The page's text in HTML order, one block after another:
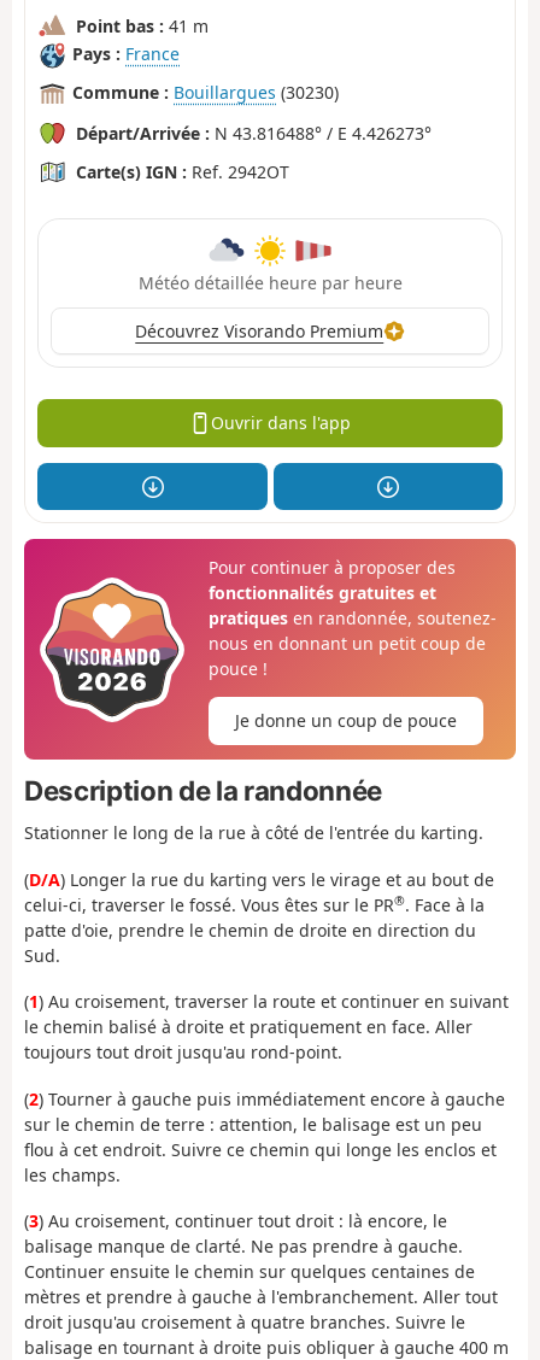
Point bas : 41 m
Pays : France
Commune : Bouillargues (30230)
Départ/Arrivée : N 43.816488° / E 4.426273°
Carte(s) IGN : Ref. 2942OT
Météo détaillée heure par heure
Découvrez Visorando Premium
Ouvrir dans l'app
Pour continuer à proposer des
fonctionnalités gratuites et
pratiquesen randonnée, soutenez-
nous en donnant un petit coup de
pouce !
Je donne un coup de pouce
Description de la randonnée
Stationner le long de la rue à côté de l'entrée du karting.
(D/A) Longer la rue du karting vers le virage et au bout de
celui-ci, traverser le fossé. Vous êtes sur le PR®. Face à la
patte d'oie, prendre le chemin de droite en direction du
Sud.
(1) Au croisement, traverser la route et continuer en suivant
le chemin balisé à droite et pratiquement en face. Aller
toujours tout droit jusqu'au rond-point.
(2) Tourner à gauche puis immédiatement encore à gauche
sur le chemin de terre : attention, le balisage est un peu
flou à cet endroit. Suivre ce chemin qui longe les enclos et
les champs.
(3) Au croisement, continuer tout droit : là encore, le
balisage manque de clarté. Ne pas prendre à gauche.
Continuer ensuite le chemin sur quelques centaines de
mètres et prendre à gauche à l'embranchement. Aller tout
droit jusqu'au croisement à quatre branches. Suivre le
balisage en tournant à droite puis obliquer à gauche 400 m